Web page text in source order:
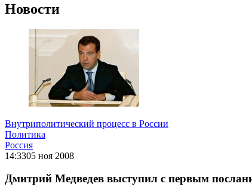
Новости
Внутриполитический процесс в России
Политика
Россия
14:3305 ноя 2008
Дмитрий Медведев выступил с первым